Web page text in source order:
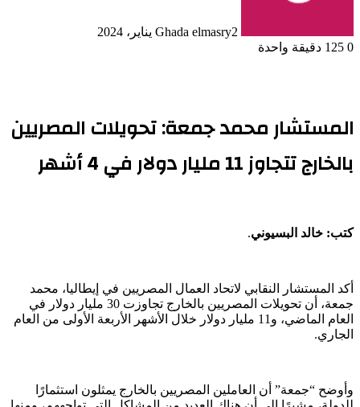
Ghada elmasry2 يناير، 2024
0
دقيقة واحدة
المستشار محمد جمعة: تحويلات المصريين
بالخارج تتجاوز 11 مليار دولار في 4 أشهر
كتب: خالد البسيوني.
أكد المستشار النقابي لاتحاد العمال المصريين في إيطاليا، محمد
جمعة، أن تحويلات المصريين بالخارج تجاوزت 30 مليار دولار في
العام الماضي، و11 مليار دولار خلال الأشهر الأربعة الأولى من العام
الجاري.
وأوضح “جمعة” أن العاملين المصريين بالخارج يمثلون استثمارًا